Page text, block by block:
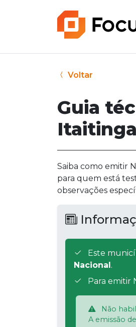
Voltar
Guia
Saiba como emitir
para quem está
observações
Este
Nacional .
Para emitir
Não
A emissão